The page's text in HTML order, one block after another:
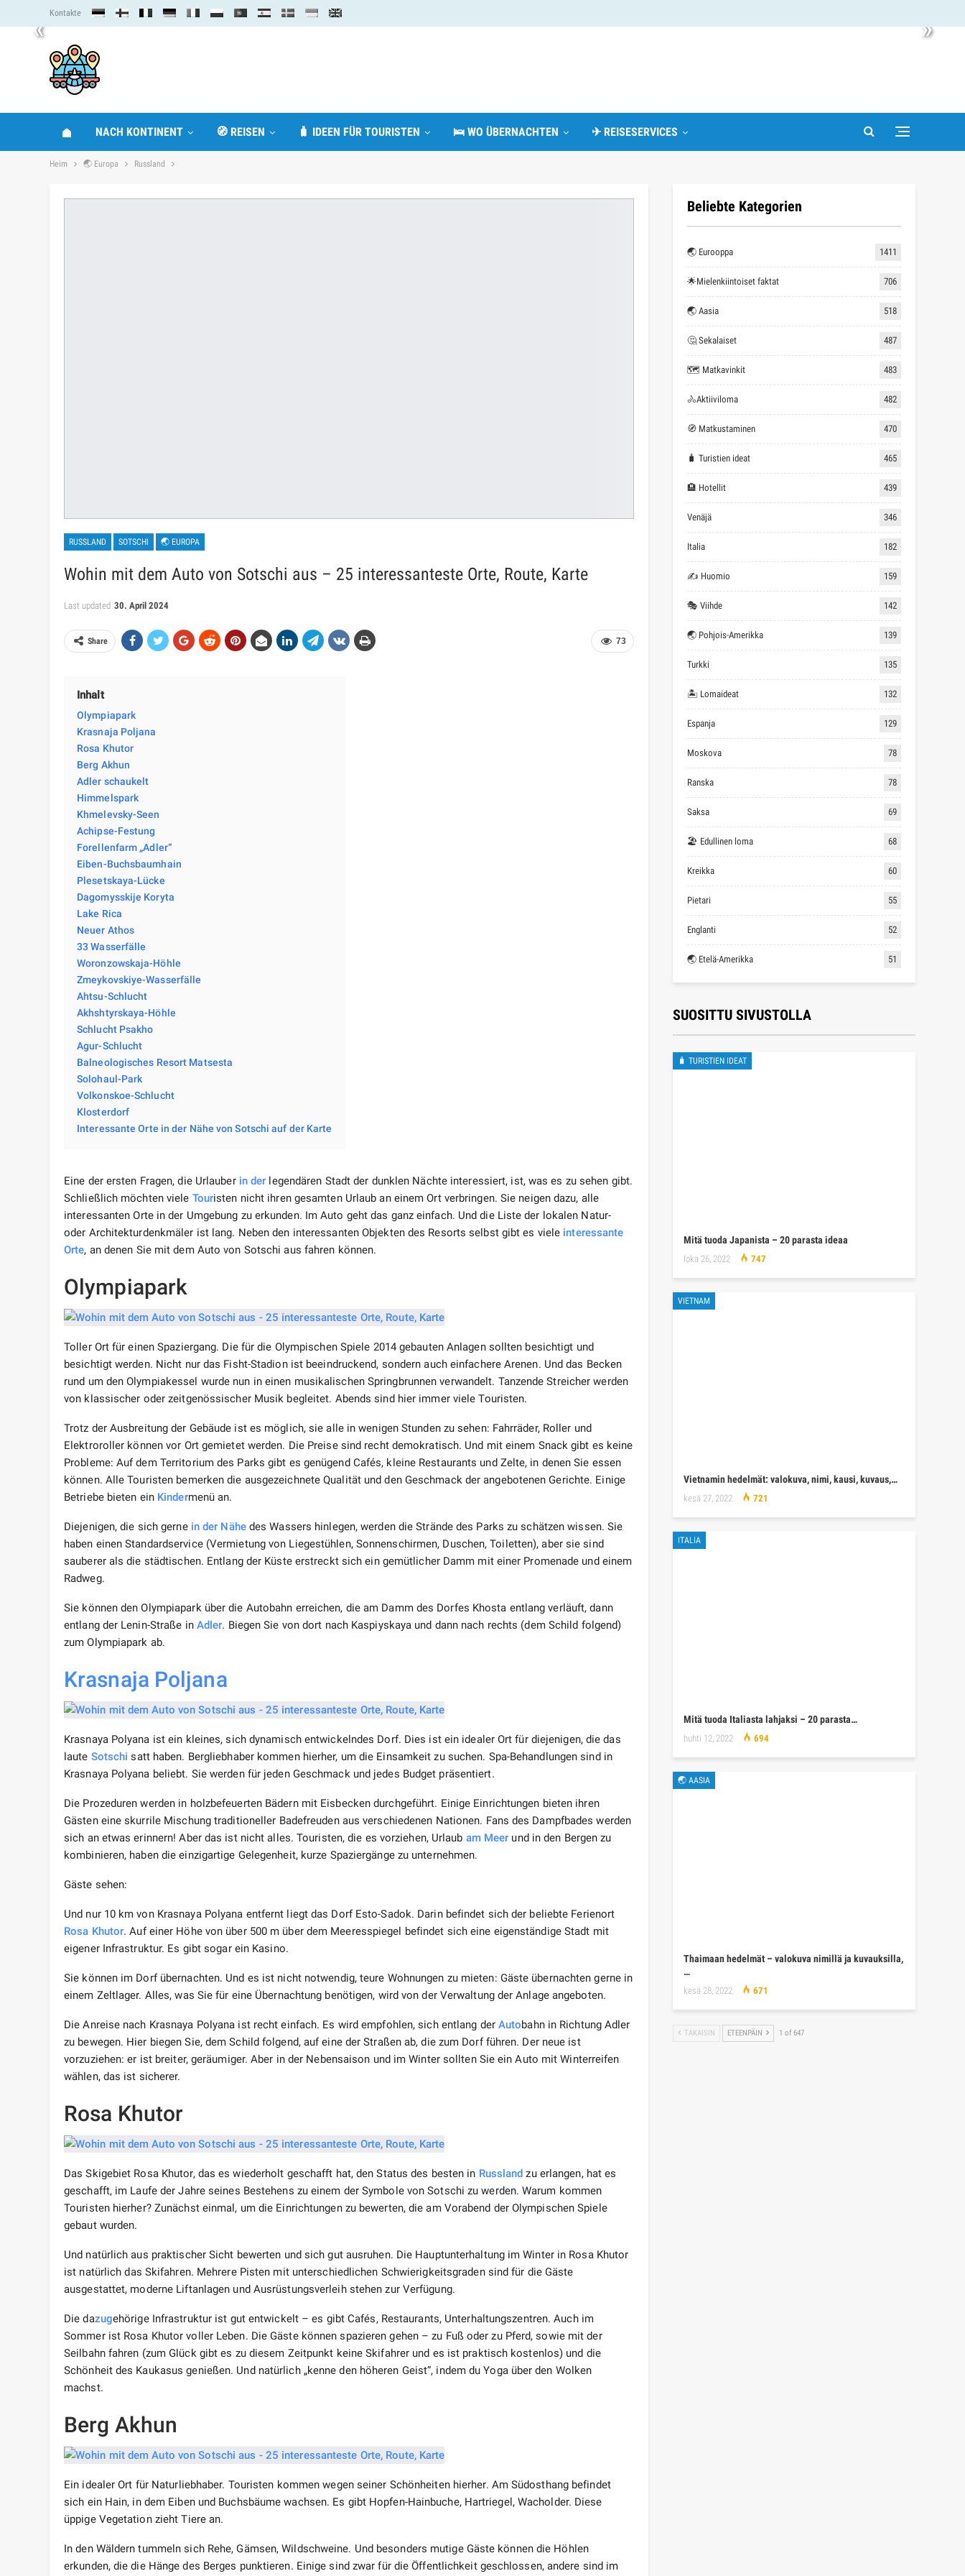
« »
Kontakte
NACH KONTINENT 🧭 REISEN 🧳 IDEEN FÜR TOURISTEN 🛌 WO ÜBERNACHTEN ✈ REISESERVICES
Heim 🌏 Europa Russland
RUSSLAND SOTSCHI 🌏 EUROPA
Wohin mit dem Auto von Sotschi aus – 25 interessanteste Orte, Route, Karte
Last updated 30. April 2024
73
Share
Inhalt
Olympiapark
Krasnaja Poljana
Rosa Khutor
Berg Akhun
Adler schaukelt
Himmelspark
Khmelevsky-Seen
Achipse-Festung
Forellenfarm „Adler“
Eiben-Buchsbaumhain
Plesetskaya-Lücke
Dagomysskije Koryta
Lake Rica
Neuer Athos
33 Wasserfälle
Woronzowskaja-Höhle
Zmeykovskiye-Wasserfälle
Ahtsu-Schlucht
Akhshtyrskaya-Höhle
Schlucht Psakho
Agur-Schlucht
Balneologisches Resort Matsesta
Solohaul-Park
Volkonskoe-Schlucht
Klosterdorf
Interessante Orte in der Nähe von Sotschi auf der Karte
Eine der ersten Fragen, die Urlauber in der legendären Stadt der dunklen Nächte interessiert, ist, was es zu sehen gibt.
Schließlich möchten viele Touristen nicht ihren gesamten Urlaub an einem Ort verbringen. Sie neigen dazu, alle
interessanten Orte in der Umgebung zu erkunden. Im Auto geht das ganz einfach. Und die Liste der lokalen Natur-
oder Architekturdenkmäler ist lang. Neben den interessanten Objekten des Resorts selbst gibt es viele interessante
Orte, an denen Sie mit dem Auto von Sotschi aus fahren können.
Olympiapark
Toller Ort für einen Spaziergang. Die für die Olympischen Spiele 2014 gebauten Anlagen sollten besichtigt und
besichtigt werden. Nicht nur das Fisht-Stadion ist beeindruckend, sondern auch einfachere Arenen. Und das Becken
rund um den Olympiakessel wurde nun in einen musikalischen Springbrunnen verwandelt. Tanzende Streicher werden
von klassischer oder zeitgenössischer Musik begleitet. Abends sind hier immer viele Touristen.
Trotz der Ausbreitung der Gebäude ist es möglich, sie alle in wenigen Stunden zu sehen: Fahrräder, Roller und
Elektroroller können vor Ort gemietet werden. Die Preise sind recht demokratisch. Und mit einem Snack gibt es keine
Probleme: Auf dem Territorium des Parks gibt es genügend Cafés, kleine Restaurants und Zelte, in denen Sie essen
können. Alle Touristen bemerken die ausgezeichnete Qualität und den Geschmack der angebotenen Gerichte. Einige
Betriebe bieten ein Kindermenü an.
Diejenigen, die sich gerne in der Nähedes Wassers hinlegen, werden die Strände des Parks zu schätzen wissen. Sie
haben einen Standardservice (Vermietung von Liegestühlen, Sonnenschirmen, Duschen, Toiletten), aber sie sind
sauberer als die städtischen. Entlang der Küste erstreckt sich ein gemütlicher Damm mit einer Promenade und einem
Radweg.
Sie können den Olympiapark über die Autobahn erreichen, die am Damm des Dorfes Khosta entlang verläuft, dann
entlang der Lenin-Straße in Adler. Biegen Sie von dort nach Kaspiyskaya und dann nach rechts (dem Schild folgend)
zum Olympiapark ab.
Krasnaja Poljana
Krasnaya Polyana ist ein kleines, sich dynamisch entwickelndes Dorf. Dies ist ein idealer Ort für diejenigen, die das
laute Sotschi satt haben. Bergliebhaber kommen hierher, um die Einsamkeit zu suchen. Spa-Behandlungen sind in
Krasnaya Polyana beliebt. Sie werden für jeden Geschmack und jedes Budget präsentiert.
Die Prozeduren werden in holzbefeuerten Bädern mit Eisbecken durchgeführt. Einige Einrichtungen bieten ihren
Gästen eine skurrile Mischung traditioneller Badefreuden aus verschiedenen Nationen. Fans des Dampfbades werden
sich an etwas erinnern! Aber das ist nicht alles. Touristen, die es vorziehen, Urlaub am Meer und in den Bergen zu
kombinieren, haben die einzigartige Gelegenheit, kurze Spaziergänge zu unternehmen.
Gäste sehen:
Und nur 10 km von Krasnaya Polyana entfernt liegt das Dorf Esto-Sadok. Darin befindet sich der beliebte Ferienort
Rosa Khutor. Auf einer Höhe von über 500 m über dem Meeresspiegel befindet sich eine eigenständige Stadt mit
eigener Infrastruktur. Es gibt sogar ein Kasino.
Sie können im Dorf übernachten. Und es ist nicht notwendig, teure Wohnungen zu mieten: Gäste übernachten gerne in
einem Zeltlager. Alles, was Sie für eine Übernachtung benötigen, wird von der Verwaltung der Anlage angeboten.
Die Anreise nach Krasnaya Polyana ist recht einfach. Es wird empfohlen, sich entlang der Autobahn in Richtung Adler
zu bewegen. Hier biegen Sie, dem Schild folgend, auf eine der Straßen ab, die zum Dorf führen. Der neue ist
vorzuziehen: er ist breiter, geräumiger. Aber in der Nebensaison und im Winter sollten Sie ein Auto mit Winterreifen
wählen, das ist sicherer.
Rosa Khutor
Das Skigebiet Rosa Khutor, das es wiederholt geschafft hat, den Status des besten in Russland zu erlangen, hat es
geschafft, im Laufe der Jahre seines Bestehens zu einem der Symbole von Sotschi zu werden. Warum kommen
Touristen hierher? Zunächst einmal, um die Einrichtungen zu bewerten, die am Vorabend der Olympischen Spiele
gebaut wurden.
Und natürlich aus praktischer Sicht bewerten und sich gut ausruhen. Die Hauptunterhaltung im Winter in Rosa Khutor
ist natürlich das Skifahren. Mehrere Pisten mit unterschiedlichen Schwierigkeitsgraden sind für die Gäste
ausgestattet, moderne Liftanlagen und Ausrüstungsverleih stehen zur Verfügung.
Die dazugehörige Infrastruktur ist gut entwickelt – es gibt Cafés, Restaurants, Unterhaltungszentren. Auch im
Sommer ist Rosa Khutor voller Leben. Die Gäste können spazieren gehen – zu Fuß oder zu Pferd, sowie mit der
Seilbahn fahren (zum Glück gibt es zu diesem Zeitpunkt keine Skifahrer und es ist praktisch kostenlos) und die
Schönheit des Kaukasus genießen. Und natürlich „kenne den höheren Geist“, indem du Yoga über den Wolken
machst.
Berg Akhun
Ein idealer Ort für Naturliebhaber. Touristen kommen wegen seiner Schönheiten hierher. Am Südosthang befindet
sich ein Hain, in dem Eiben und Buchsbäume wachsen. Es gibt Hopfen-Hainbuche, Hartriegel, Wacholder. Diese
üppige Vegetation zieht Tiere an.
In den Wäldern tummeln sich Rehe, Gämsen, Wildschweine. Und besonders mutige Gäste können die Höhlen
erkunden, die die Hänge des Berges punktieren. Einige sind zwar für die Öffentlichkeit geschlossen, andere sind im
Beliebte Kategorien
🌏 Eurooppa 1411
🌟Mielenkiintoiset faktat 706
🌏 Aasia 518
🤔 Sekalaiset 487
🗺 Matkavinkit 483
🚴Aktiiviloma 482
🧭 Matkustaminen 470
🧳 Turistien ideat 465
🏨 Hotellit 439
Venäjä 346
Italia 182
✍ Huomio 159
🎭 Viihde 142
🌏 Pohjois-Amerikka 139
Turkki 135
🏝 Lomaideat 132
Espanja 129
Moskova 78
Ranska 78
Saksa 69
🏖 Edullinen loma 68
Kreikka 60
Pietari 55
Englanti 52
🌏 Etelä-Amerikka 51
SUOSITTU SIVUSTOLLA
🧳 TURISTIEN IDEAT
Mitä tuoda Japanista – 20 parasta ideaa
loka 26, 2022 747
VIETNAM
Vietnamin hedelmät: valokuva, nimi, kausi, kuvaus,…
kesä 27, 2022 721
ITALIA
Mitä tuoda Italiasta lahjaksi – 20 parasta…
huhti 12, 2022 694
🌏 AASIA
Thaimaan hedelmät – valokuva nimillä ja kuvauksilla,
…
kesä 28, 2022 671
TAKAISIN ETEENPÄIN 1 of 647